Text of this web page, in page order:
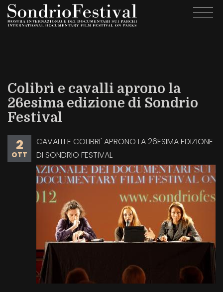
Salta
Colibrì e cavalli aprono la
26esima edizione di Sondrio
Festival
2
OTT
CAVALLI E COLIBRI' APRONO LA 26ESIMA EDIZIONE
DI SONDRIO FESTIVAL